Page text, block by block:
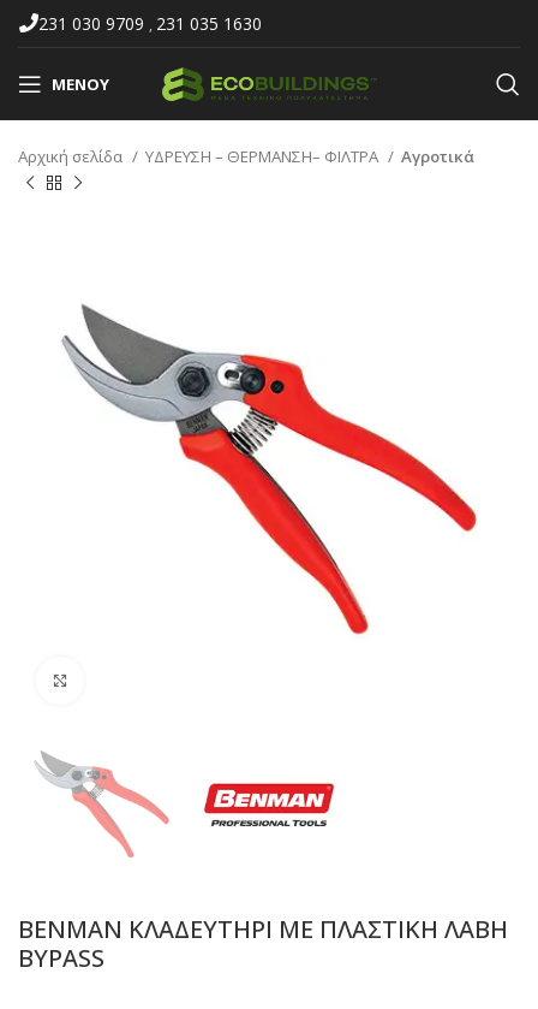
231 030 9709 , 231 035 1630
ΜΕΝΟΎ
Αρχική σελίδα ΥΔΡΕΥΣΗ – ΘΕΡΜΑΝΣΗ– ΦΙΛΤΡΑ Αγροτικά
BENMAN ΚΛΑΔΕΥΤΗΡΙ ΜΕ ΠΛΑΣΤΙΚΗ ΛΑΒΗ
BYPASS